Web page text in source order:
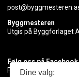
Byggmesteren
Utgis på Byggforlaget
Følg oss på Facebook
Få med deg det siste
Dine valg: